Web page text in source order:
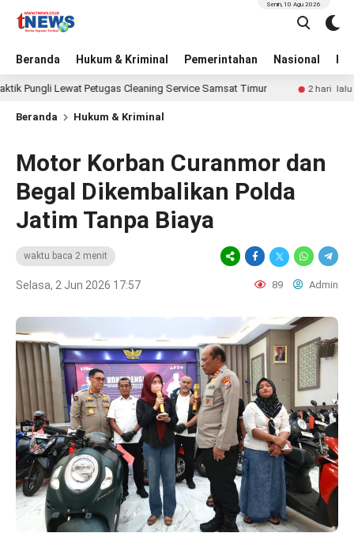
Beranda Hukum & Kriminal Pemerintahan Nasional
Senin, 10 Agu 2026
Lewat Petugas Cleaning Service Samsat Timur 2 hari lalu Pakar
Beranda Hukum & Kriminal
Motor Korban Curanmor dan
Begal Dikembalikan Polda
Jatim Tanpa Biaya
waktu baca 2 menit
Selasa, 2 Jun 2026 17:57 89 Admin